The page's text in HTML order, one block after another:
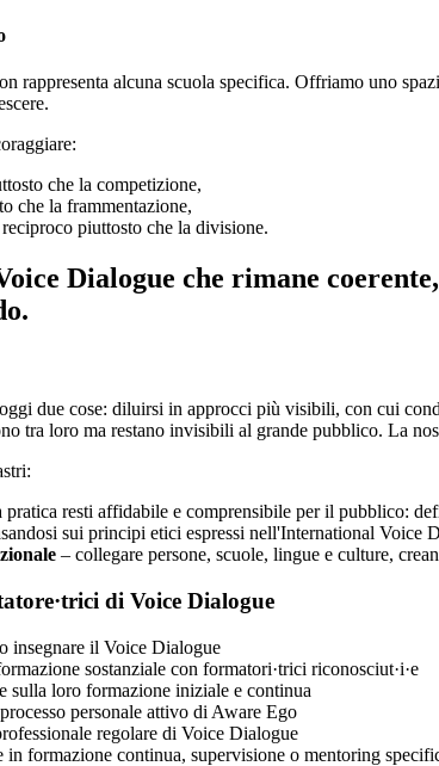
rappresenta alcuna scuola specifica. Offriamo uno
che la competizione,
che la frammentazione,
piuttosto che la divisione.
Dialogue che rimane
due cose: diluirsi in approcci più visibili, con cui
tra loro ma restano invisibili al grande pubblico. La
pratica resti affidabile e comprensibile per il pubblico:
sui principi etici espressi nell'International
– collegare persone, scuole, lingue e culture,
di Voice Dialogue
insegnare il Voice Dialogue
sostanziale con formatori·trici riconosciut·i·e
sulla loro formazione iniziale e continua
personale attivo di Aware Ego
regolare di Voice Dialogue
in formazione continua, supervisione o mentoring